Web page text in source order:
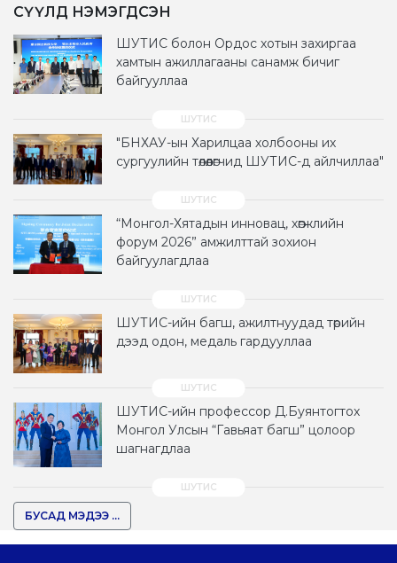
СҮҮЛД НЭМЭГДСЭН
ШУТИС болон Ордос хотын захиргаа
хамтын ажиллагааны санамж бичиг
байгууллаа
"БНХАУ-ын Харилцаа холбооны их
сургуулийн төлөөлөгчид ШУТИС-д айлчиллаа"
“Монгол-Хятадын инновац, хөгжлийн
форум 2026” амжилттай зохион
байгуулагдлаа
ШУТИС-ийн багш, ажилтнуудад төрийн
дээд одон, медаль гардууллаа
ШУТИС-ийн профессор Д.Буянтогтох
Монгол Улсын “Гавьяат багш” цолоор
шагнагдлаа
БУСАД МЭДЭЭ ...